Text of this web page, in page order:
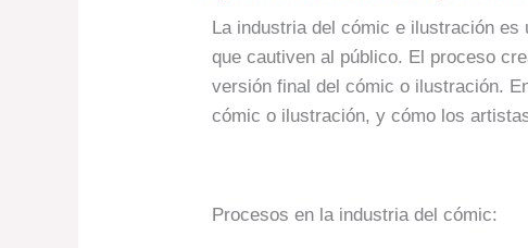
La industria del cómic e ilustración
que cautiven al público. El proceso
versión final del cómic o ilustración.
cómic o ilustración, y cómo los
Procesos en la industria del cómic: